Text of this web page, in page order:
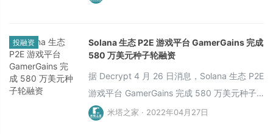
投融资
Solana 生态 P2E 游戏平台 GamerGains 完成
580 万美元种子轮融资
据 Decrypt 4 月 26 日消息，Solana 生态 P2E
游戏平台 GamerGains 完成 580 万美元种子
轮融资，Cadenza Ventures 领投，FTX、
米塔之家 · 2022年04月27日